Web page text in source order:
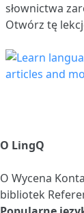
słownictwa
Otwórz tę
O LingQ
O Wycena
bibliotek